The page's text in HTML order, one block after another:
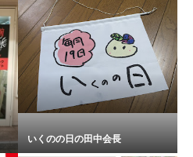
いくのの日の田中会長